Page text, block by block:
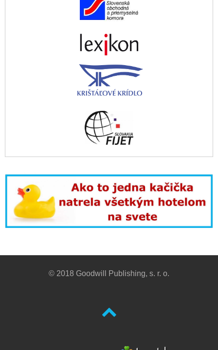
© 2018 Goodwill Publishing, s. r. o.